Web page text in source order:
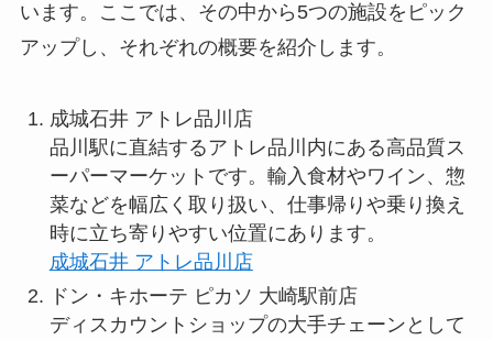
います。ここでは、その中から5つの施設をピック
アップし、それぞれの概要を紹介します。
成城石井 アトレ品川店
品川駅に直結するアトレ品川内にある高品質ス
ーパーマーケットです。輸入食材やワイン、惣
菜などを幅広く取り扱い、仕事帰りや乗り換え
時に立ち寄りやすい位置にあります。
成城石井 アトレ品川店
ドン・キホーテ ピカソ 大崎駅前店
ディスカウントショップの大手チェーンとして